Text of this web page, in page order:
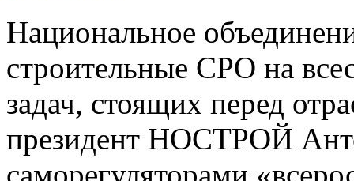
Национальное
строительные СРО на
задач, стоящих перед
президент НОСТРОЙ
саморегуляторами